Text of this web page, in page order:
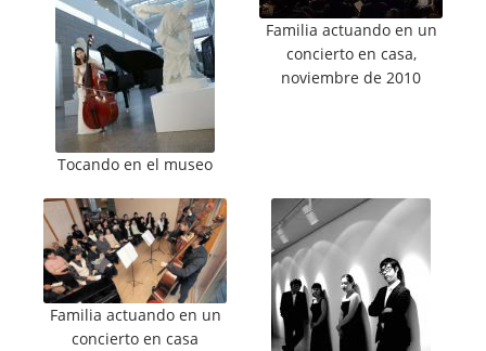
Tocando en el museo
Familia actuando en un
concierto en casa,
noviembre de 2010
Familia actuando en un
concierto en casa